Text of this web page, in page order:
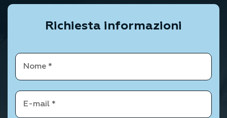
Richiesta informazioni